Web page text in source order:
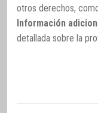
otros derechos,
Información
detallada sobre la